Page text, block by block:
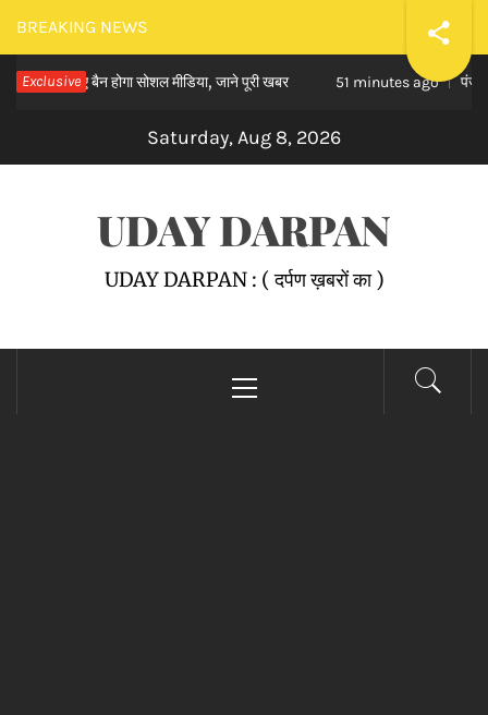
Skip
to
content
BREAKING NEWS
Exclusive
के लिए बैन होगा सोशल मीडिया, जाने पूरी खबर 51 minutes ago पंजाब के
Saturday, Aug 8, 2026
UDAY DARPAN
UDAY DARPAN : ( दर्पण ख़बरों का )
Menu